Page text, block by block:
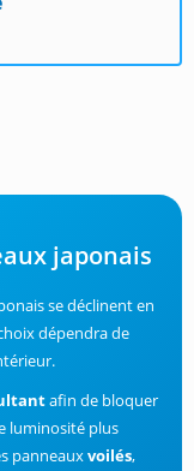
japonais
se déclinent en
dépendra de
afin de bloquer
luminosité plus
panneauxvoilés,